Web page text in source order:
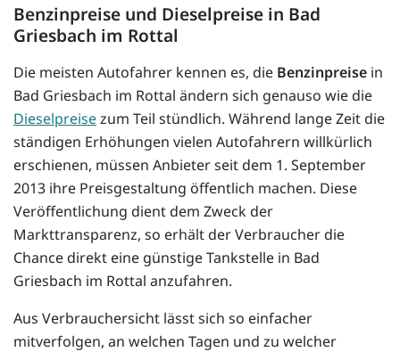
Benzinpreise und Dieselpreise in Bad
Griesbach im Rottal
Die meisten Autofahrer kennen es, die Benzinpreise in
Bad Griesbach im Rottal ändern sich genauso wie die
Dieselpreisezum Teil stündlich. Während lange Zeit die
ständigen Erhöhungen vielen Autofahrern willkürlich
erschienen, müssen Anbieter seit dem 1. September
2013 ihre Preisgestaltung öffentlich machen. Diese
Veröffentlichung dient dem Zweck der
Markttransparenz, so erhält der Verbraucher die
Chance direkt eine günstige Tankstelle in Bad
Griesbach im Rottal anzufahren.
Aus Verbrauchersicht lässt sich so einfacher
mitverfolgen, an welchen Tagen und zu welcher